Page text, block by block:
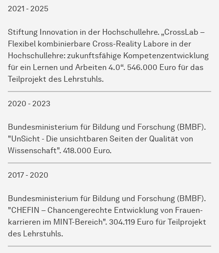
2021 - 2025
Stiftung Innovation in der Hochschullehre. „CrossLab –
Flexibel kombinierbare Cross-Reality Labore in der
Hochschullehre: zukunftsfähige Kompetenzentwicklung
für ein Lernen und Arbeiten 4.0“. 546.000 Euro für das
Teilprojekt des Lehrstuhls.
2020 - 2023
Bundesministerium für Bildung und Forschung (BMBF).
"UnSicht - Die unsichtbaren Seiten der Qualität von
Wissenschaft". 418.000 Euro.
2017 - 2020
Bundesministerium für Bildung und Forschung (BMBF).
"CHEFIN – Chancengerechte Entwicklung von Frauen­
karrieren im MINT-Bereich". 304.119 Euro für Teilprojekt
des Lehrstuhls.